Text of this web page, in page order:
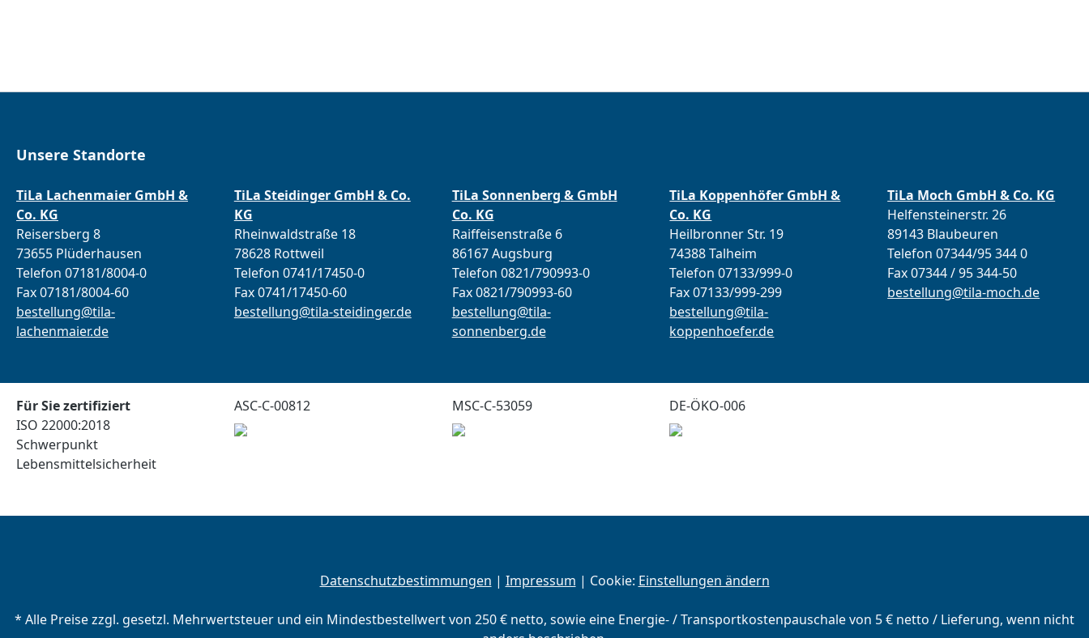
Unsere Standorte
TiLa Lachenmaier GmbH &
Co. KG
Reisersberg 8
73655 Plüderhausen
Telefon 07181/8004-0
Fax 07181/8004-60
bestellung@tila-
lachenmaier.de
TiLa Steidinger GmbH & Co.
KG
Rheinwaldstraße 18
78628 Rottweil
Telefon 0741/17450-0
Fax 0741/17450-60
bestellung@tila-steidinger.de
TiLa Sonnenberg & GmbH
Co. KG
Raiffeisenstraße 6
86167 Augsburg
Telefon 0821/790993-0
Fax 0821/790993-60
bestellung@tila-
sonnenberg.de
TiLa Koppenhöfer GmbH &
Co. KG
Heilbronner Str. 19
74388 Talheim
Telefon 07133/999-0
Fax 07133/999-299
bestellung@tila-
koppenhoefer.de
TiLa Moch GmbH & Co. KG
Helfensteinerstr. 26
89143 Blaubeuren
Telefon 07344/95 344 0
Fax 07344 / 95 344-50
bestellung@tila-moch.de
Für Sie zertifiziert
ISO 22000:2018
Schwerpunkt
Lebensmittelsicherheit
ASC-C-00812 MSC-C-53059 DE-ÖKO-006
Datenschutzbestimmungen | Impressum | Cookie: Einstellungen ändern
* Alle Preise zzgl. gesetzl. Mehrwertsteuer und ein Mindestbestellwert von 250 € netto, sowie eine Energie- / Transportkostenpauschale von 5 € netto / Lieferung, wenn nicht